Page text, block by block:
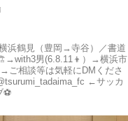
鶴見（豊岡→寺谷）／書道
男(6.8.11👦）→横浜市
ご相談等は気軽にDMくださ
←サッカ
⚽️